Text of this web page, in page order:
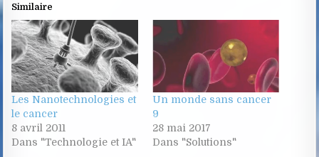
Similaire
Les Nanotechnologies et
le cancer
8 avril 2011
Dans "Technologie et IA"
Un monde sans cancer
9
28 mai 2017
Dans "Solutions"